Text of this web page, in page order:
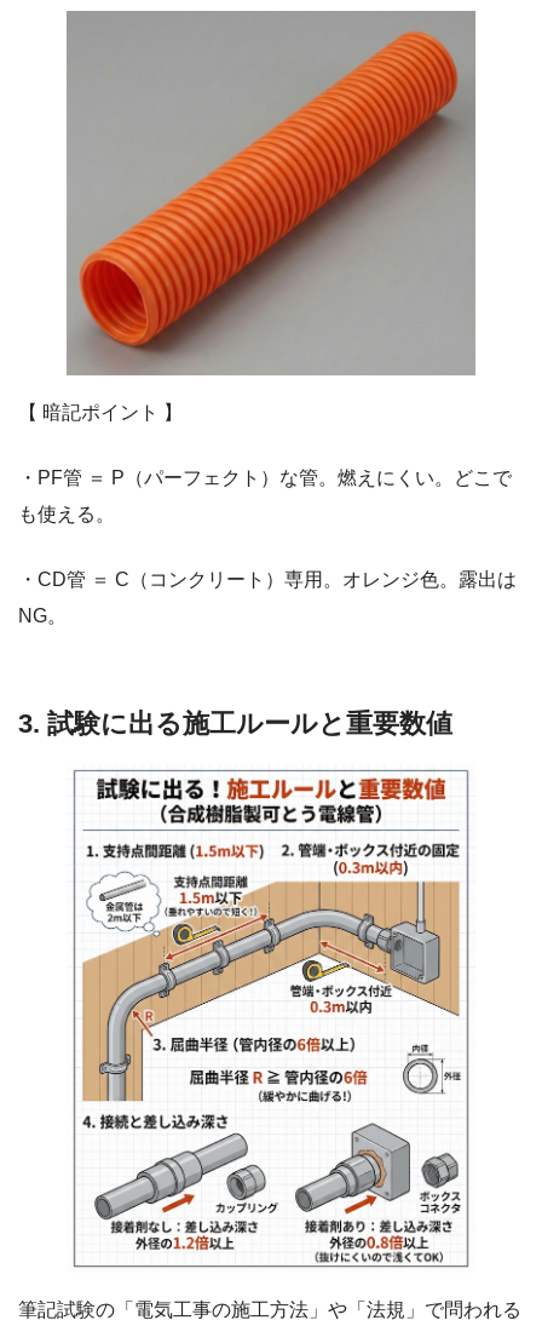
【 暗記ポイント 】
・PF管 ＝ P（パーフェクト）な管。燃えにくい。どこで
も使える。
・CD管 ＝ C（コンクリート）専用。オレンジ色。露出は
NG。
3. 試験に出る施工ルールと重要数値
筆記試験の「電気工事の施工方法」や「法規」で問われる